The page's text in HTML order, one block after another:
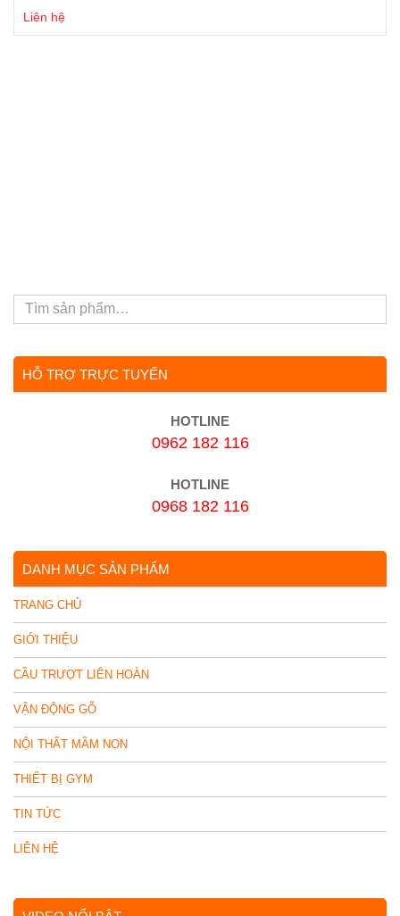
Liên hệ
HỖ TRỢ TRỰC TUYẾN
HOTLINE
0962 182 116
HOTLINE
0968 182 116
DANH MỤC SẢN PHẨM
TRANG CHỦ
GIỚI THIỆU
CẦU TRƯỢT LIÊN HOÀN
VẬN ĐỘNG GỖ
NỘI THẤT MẦM NON
THIẾT BỊ GYM
TIN TỨC
LIÊN HỆ